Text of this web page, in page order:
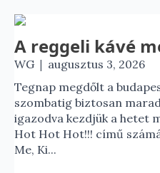
A reggeli kávé
WG | augusztus 3, 2026
Tegnap megdőlt a
szombatig biztosan
igazodva kezdjük a hetet
Hot Hot Hot!!! című
Me, Ki...